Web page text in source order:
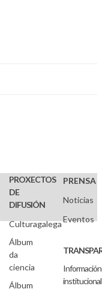
PROXECTOS
DE
DIFUSIÓN
Culturagalega
Álbum
da
ciencia
Álbum
PRENSA
Noticias
Eventos
Información
institucional